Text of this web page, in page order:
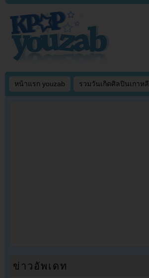
หน้าแรก youzab รวมวันเกิดศิลปินเกาหลี
ข่าวอัพเดท